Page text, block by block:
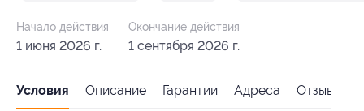
Начало действия
1 июня 2026 г.
Окончание действия
1 сентября 2026 г.
Условия Описание Гарантии Адреса Отзывы